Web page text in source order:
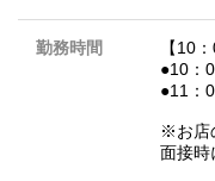
勤務時間
【10
●10：
●11：
※お店
面接時